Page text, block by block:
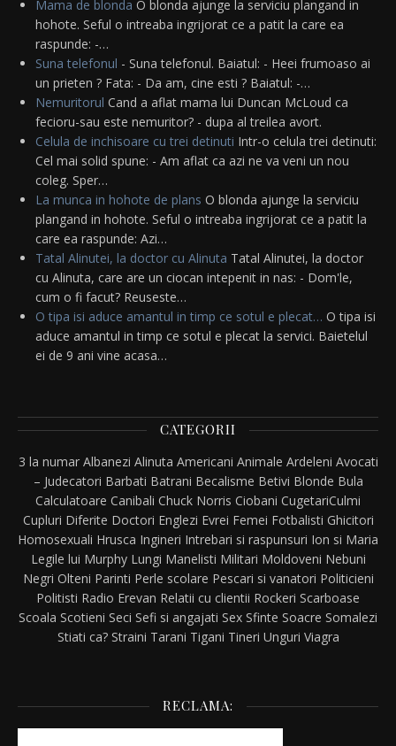
Mama de blonda O blonda ajunge la serviciu plangand in
hohote. Seful o intreaba ingrijorat ce a patit la care ea
raspunde: -…
Suna telefonul - Suna telefonul. Baiatul: - Heei frumoaso ai
un prieten ? Fata: - Da am, cine esti ? Baiatul: -…
Nemuritorul Cand a aflat mama lui Duncan McLoud ca
fecioru-sau este nemuritor? - dupa al treilea avort.
Celula de inchisoare cu trei detinuti Intr-o celula trei detinuti:
Cel mai solid spune: - Am aflat ca azi ne va veni un nou
coleg. Sper…
La munca in hohote de plans O blonda ajunge la serviciu
plangand in hohote. Seful o intreaba ingrijorat ce a patit la
care ea raspunde: Azi…
Tatal Alinutei, la doctor cu Alinuta Tatal Alinutei, la doctor
cu Alinuta, care are un ciocan intepenit in nas: - Dom'le,
cum o fi facut? Reuseste…
O tipa isi aduce amantul in timp ce sotul e plecat… O tipa isi
aduce amantul in timp ce sotul e plecat la servici. Baietelul
ei de 9 ani vine acasa…
CATEGORII
3 la numar Albanezi Alinuta Americani Animale Ardeleni Avocati
– Judecatori Barbati Batrani Becalisme Betivi Blonde Bula
Calculatoare Canibali Chuck Norris Ciobani CugetariCulmi
Cupluri Diferite Doctori Englezi Evrei Femei Fotbalisti Ghicitori
Homosexuali Hrusca Ingineri Intrebari si raspunsuri Ion si Maria
Legile lui Murphy Lungi Manelisti Militari Moldoveni Nebuni
Negri Olteni Parinti Perle scolare Pescari si vanatori Politicieni
Politisti Radio Erevan Relatii cu clientii Rockeri Scarboase
Scoala Scotieni Seci Sefi si angajati Sex Sfinte Soacre Somalezi
Stiati ca? Straini Tarani Tigani Tineri Unguri Viagra
RECLAMA: